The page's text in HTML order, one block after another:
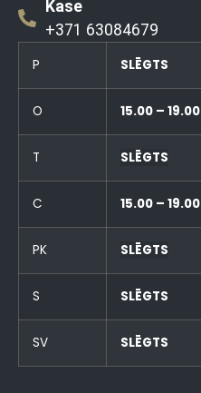
Kase
+371 63084679
P SLĒGTS
O 15.00 – 19.00
T SLĒGTS
C 15.00 – 19.00
PK SLĒGTS
S SLĒGTS
SV SLĒGTS